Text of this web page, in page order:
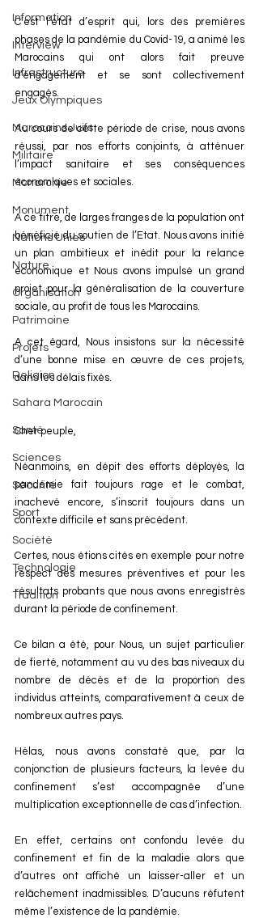
Information
Interview
Infrastructure
Jeux Olympiques
Marocains Juifs
Militaire
Monarchie
Monument
Nations Unies
Nature
Organisation
Patrimoine
Projets
Religion
Sahara Marocain
Santé
Sciences
Sécurité
Sport
Société
Technologie
Tradition
C’est l’état d’esprit qui, lors des premières
phases de la pandémie du Covid-19, a animé les
Marocains qui ont alors fait preuve
d’engagement et se sont collectivement
engagés.
Au cours de cette période de crise, nous avons
réussi, par nos efforts conjoints, à atténuer
l’impact sanitaire et ses conséquences
économiques et sociales.
A ce titre, de larges franges de la population ont
bénéficié du soutien de l’Etat. Nous avons initié
un plan ambitieux et inédit pour la relance
économique et Nous avons impulsé un grand
projet pour la généralisation de la couverture
sociale, au profit de tous les Marocains.
A cet égard, Nous insistons sur la nécessité
d’une bonne mise en œuvre de ces projets,
dans les délais fixés.
Cher peuple,
Néanmoins, en dépit des efforts déployés, la
pandémie fait toujours rage et le combat,
inachevé encore, s’inscrit toujours dans un
contexte difficile et sans précédent.
Certes, nous étions cités en exemple pour notre
respect des mesures préventives et pour les
résultats probants que nous avons enregistrés
durant la période de confinement.
Ce bilan a été, pour Nous, un sujet particulier
de fierté, notamment au vu des bas niveaux du
nombre de décès et de la proportion des
individus atteints, comparativement à ceux de
nombreux autres pays.
Hélas, nous avons constaté que, par la
conjonction de plusieurs facteurs, la levée du
confinement s’est accompagnée d’une
multiplication exceptionnelle de cas d’infection.
En effet, certains ont confondu levée du
confinement et fin de la maladie alors que
d’autres ont affiché un laisser-aller et un
relâchement inadmissibles. D’aucuns réfutent
même l’existence de la pandémie.